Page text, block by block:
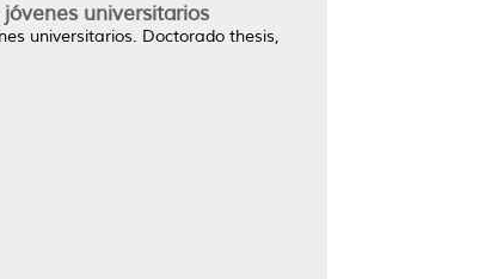
universitarios
universitarios. Doctorado thesis,